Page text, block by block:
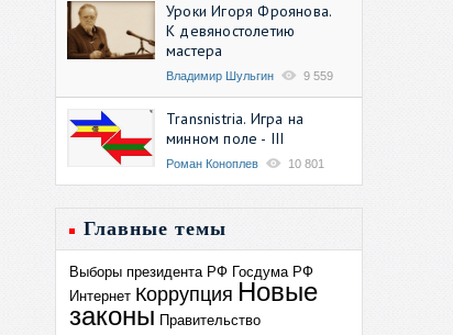
Уроки Игоря Фроянова.
К девяностолетию
мастера
Владимир Шульгин 9 559
Transnistria. Игра на
минном поле - III
Роман Коноплев 10 801
Главные темы
Выборы президента РФ Госдума РФ
Интернет Коррупция Новые
законы Правительство